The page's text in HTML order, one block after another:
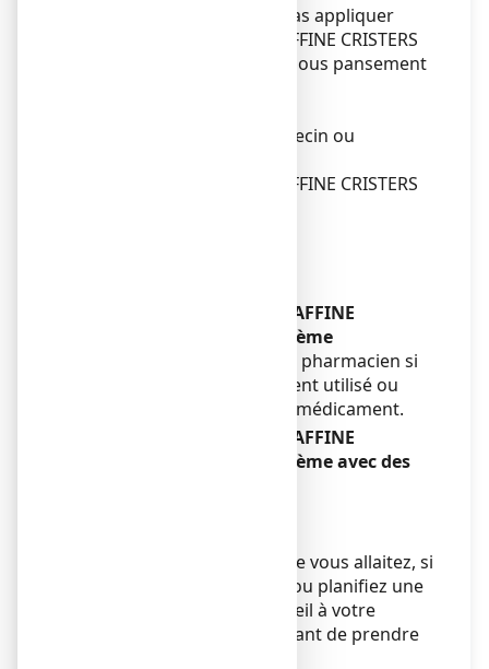
Il est recommandé de ne pas appliquer
GLYCEROL/VASELINE/PARAFFINE CRISTERS
sur une lésion infectée ou sous pansement
Adressez-vous à votre médecin ou
GLYCEROL/VASELINE/PARAFFINE CRISTERS
GLYCEROL/VASELINE/PARAFFINE
CRISTERS 15 %/8 %/2 %, crème
Informez votre médecin ou pharmacien si
vous utilisez, avez récemment utilisé ou
pourriez utiliser tout autre médicament.
GLYCEROL/VASELINE/PARAFFINE
CRISTERS 15 %/8 %/2 %, crème avec des
Si vous êtes enceinte ou que vous allaitez, si
vous pensez être enceinte ou planifiez une
grossesse, demandez conseil à votre
médecin ou pharmacien avant de prendre